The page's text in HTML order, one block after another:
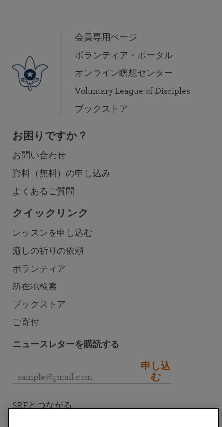
会員専用ページ
ボランティア・ポータル
オンライン瞑想センター
Voluntary League of Disciples
ブックストア
お困りですか？
お問い合わせ
資料（無料）の申し込み
よくあるご質問
クイックリンク
レッスンを申し込む
癒しの祈りの依頼
ボランティア
所在地検索
ブックストア
ご寄付
ニュースレターを購読する
申し込
む
SRFとつながる